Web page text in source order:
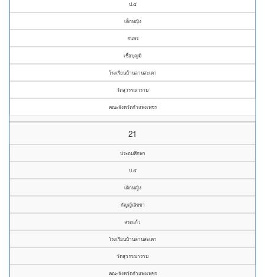
ป.๕
เด็กหญิง
ธนพร
เชื้อบุญมี
โรงเรียนบ้านลานสะเดา
วัดสุวรรณาราม
คณะจังหวัดกำแพงเพชร
21
ประถมศึกษา
ป.๕
เด็กหญิง
กัญญ์ณัชชา
สระแก้ว
โรงเรียนบ้านลานสะเดา
วัดสุวรรณาราม
คณะจังหวัดกำแพงเพชร